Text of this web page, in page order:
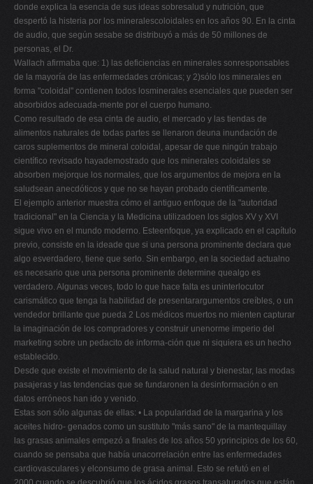
donde explica la esencia de sus ideas sobresalud y nutrición, que
despertó la histeria por los mineralescoloidales en los años 90. En la cinta
de audio, que según sesabe se distribuyó a más de 50 millones de
personas, el Dr.
Wallach afirmaba que: 1) las deficiencias en minerales sonresponsables
de la mayoría de las enfermedades crónicas; y 2)sólo los minerales en
forma "coloidal" contienen todos losminerales esenciales que pueden ser
absorbidos adecuada-mente por el cuerpo humano.
Como resultado de esa cinta de audio, el mercado y las tiendas de
alimentos naturales de todas partes se llenaron deuna inundación de
caros suplementos de mineral coloidal, apesar de que ningún trabajo
científico revisado hayademostrado que los minerales coloidales se
absorben mejorque los normales, que los argumentos de mejora en la
saludsean anecdóticos y que no se hayan probado científicamente.
El ejemplo anterior muestra cómo el antiguo enfoque de la "autoridad
tradicional" en la Ciencia y la Medicina utilizadoen los siglos XV y XVI
sigue vivo en el mundo moderno. Esteenfoque, ya explicado en el capítulo
previo, consiste en la ideade que si una persona prominente declara que
algo esverdadero, tiene que serlo. Sin embargo, en la sociedad actualno
es necesario que una persona prominente determine quealgo es
verdadero. Algunas veces, todo lo que hace falta es uninterlocutor
carismático que tenga la habilidad de presentarargumentos creíbles, o un
vendedor brillante que pueda 2 Los médicos muertos no mienten capturar
la imaginación de los compradores y construir unenorme imperio del
marketing sobre un pedacito de informa-ción que ni siquiera es un hecho
establecido.
Desde que existe el movimiento de la salud natural y bienestar, las modas
pasajeras y las tendencias que se fundaronen la desinformación o en
datos erróneos han ido y venido.
Estas son sólo algunas de ellas: • La popularidad de la margarina y los
aceites hidro- genados como un sustituto "más sano" de la mantequillay
las grasas animales empezó a finales de los años 50 yprincipios de los 60,
cuando se pensaba que había unacorrelación entre las enfermedades
cardiovasculares y elconsumo de grasa animal. Esto se refutó en el